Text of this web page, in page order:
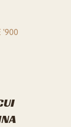
'900